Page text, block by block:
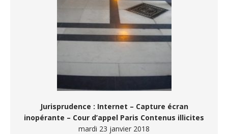
Jurisprudence : Internet – Capture écran
inopérante – Cour d’appel Paris Contenus illicites
mardi 23 janvier 2018